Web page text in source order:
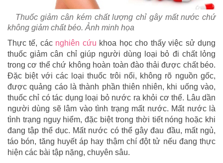
Thuốc giảm cân kém chất lượng chỉ gây mất nước chứ
không giảm chất béo. Ảnh minh họa
Thực tế, cácnghiên cứu khoa học cho thấy việc sử dụng
thuốc giảm cân chỉ giúp người dùng loại bỏ đi chất lỏng
trong cơ thể chứ không hoàn toàn đào thải được chất béo.
Đặc biệt với các loại thuốc trôi nổi, không rõ nguồn gốc,
được quảng cáo là thành phần thiên nhiên, khi uống vào,
thuốc chỉ có tác dụng loại bỏ nước ra khỏi cơ thể. Lâu dần
người dùng sẽ lâm vào tình trạng mất nước. Mất nước là
tình trạng nguy hiểm, đặc biệt trong thời tiết nóng hoặc khi
đang tập thể dục. Mất nước có thể gây đau đầu, mất ngủ,
táo bón, tăng huyết áp hay thậm chí đột tử nếu đang thực
hiện các bài tập nặng, chuyên sâu.